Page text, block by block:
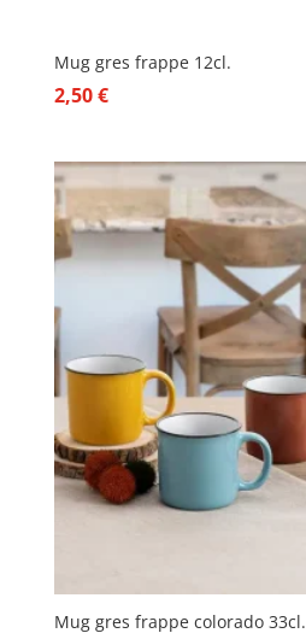
Mug gres frappe 12cl.
2,50€
Mug gres frappe colorado 33cl.